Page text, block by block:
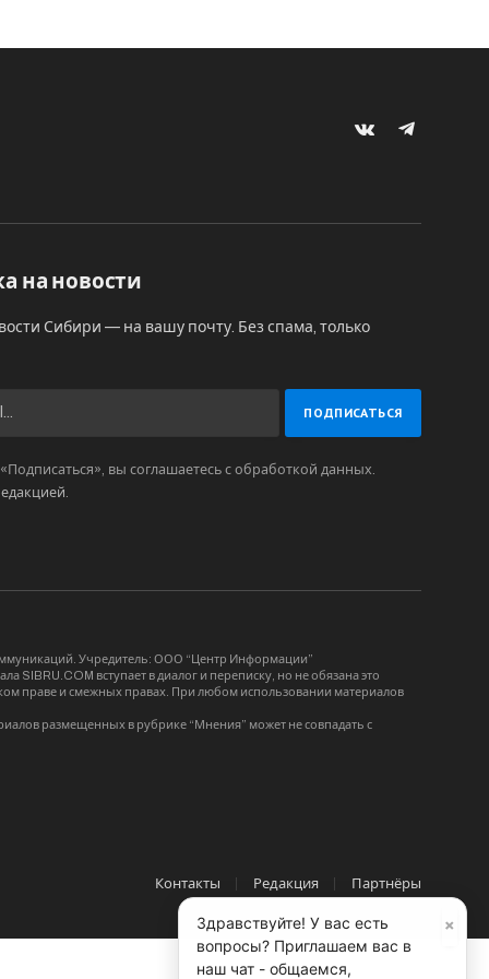
VKontakteTelegram
на новости
Сибири — на вашу почту. Без спама, только
вы соглашаетесь с обработкой данных.
.
Учредитель: ООО “Центр Информации”
SIBRU.COM вступает в диалог и переписку, но не обязана это
праве и смежных правах. При любом использовании материалов
размещенных в рубрике “Мнения” может не совпадать с
Контакты Редакция Партнёры
×
Здравствуйте! У вас есть
вопросы? Приглашаем вас в
наш чат - общаемся,